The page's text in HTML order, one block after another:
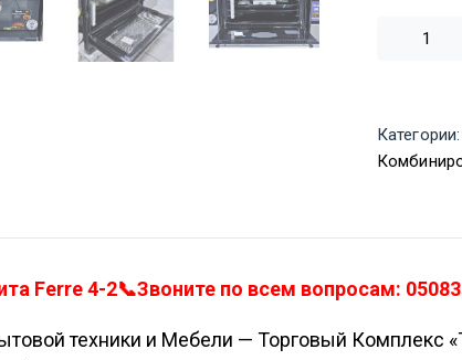
Категории:
Ferre 4-2📞Звоните по всем вопросам:
техники и Мебели — Торговый Комплекс